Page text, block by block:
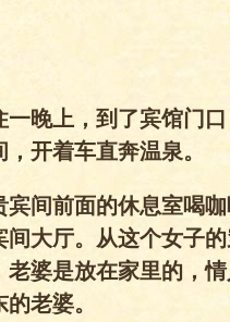
晚上，到了宾馆门
开着车直奔温泉。
间前面的休息室喝
大厅。从这个女子
婆是放在家里的，
老婆。